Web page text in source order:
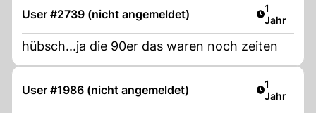
User #2739 (nicht angemeldet) Artikel
1
Jahr
hübsch...ja die 90er das waren noch zeiten
User #1986 (nicht angemeldet) Artikel
1
Jahr